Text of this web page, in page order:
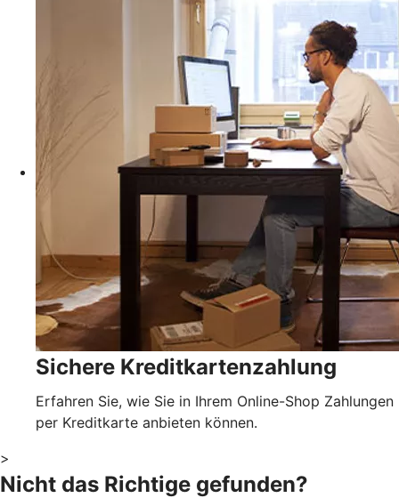
Sichere Kreditkartenzahlung
Erfahren Sie, wie Sie in Ihrem Online-Shop Zahlungen
per Kreditkarte anbieten können.
>
Nicht das Richtige gefunden?